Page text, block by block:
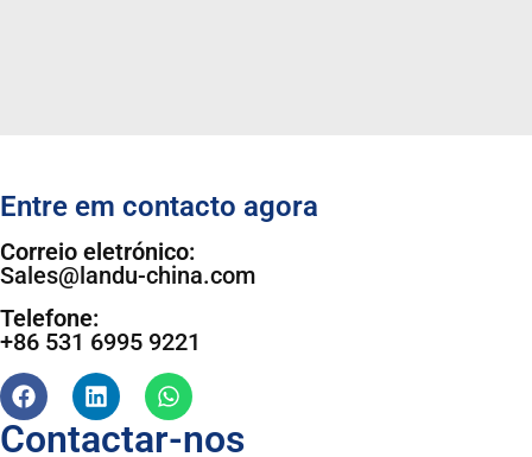
Entre em contacto agora
Correio eletrónico:
Sales@landu-china.com
Telefone:
+86 531 6995 9221
Contactar-nos